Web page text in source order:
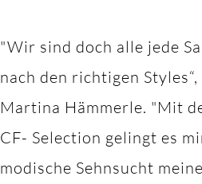
"Wir sind doch alle jede
nach den richtigen
Martina Hämmerle. "Mit
CF- Selection gelingt es
modische Sehnsucht